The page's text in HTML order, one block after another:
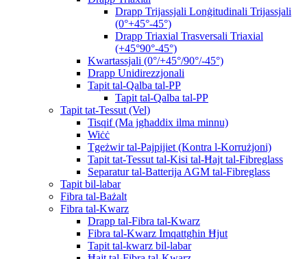
Drapp Trijassjali Lonġitudinali Trijassjali
(0°+45°-45°)
Drapp Triaxial Trasversali Triaxial
(+45°90°-45°)
Kwartassjali (0°/+45°/90°/-45°)
Drapp Unidirezzjonali
Tapit tal-Qalba tal-PP
Tapit tal-Qalba tal-PP
Tapit tat-Tessut (Vel)
Tisqif (Ma jgħaddix ilma minnu)
Wiċċ
Tgeżwir tal-Pajpijiet (Kontra l-Korrużjoni)
Tapit tat-Tessut tal-Kisi tal-Ħajt tal-Fibreglass
Separatur tal-Batterija AGM tal-Fibreglass
Tapit bil-labar
Fibra tal-Bażalt
Fibra tal-Kwarz
Drapp tal-Fibra tal-Kwarz
Fibra tal-Kwarz Imqattgħin Ħjut
Tapit tal-kwarz bil-labar